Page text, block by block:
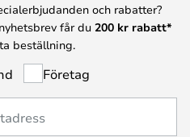
och rabatter?
får du 200 kr rabatt*
beställning.
Företag